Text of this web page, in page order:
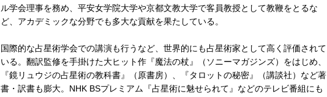
ル学会理事を務め、平安女学院大学や京都文教大学で客員教授として教鞭をとるな
ど、アカデミックな分野でも多大な貢献を果たしている。
国際的な占星術学会での講演も行うなど、世界的にも占星術家として高く評価されて
いる。翻訳監修を手掛けた大ヒット作『魔法の杖』（ソニーマガジンズ）をはじめ、
『鏡リュウジの占星術の教科書』（原書房）、『タロットの秘密』（講談社）など著
書・訳書も膨大。NHK BSプレミアム『占星術に魅せられて』などのテレビ番組にも